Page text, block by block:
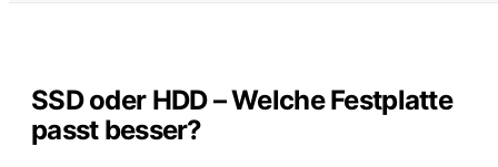
SSD oder HDD – Welche Festplatte
passt besser?